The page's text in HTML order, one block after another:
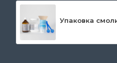
Упаковка